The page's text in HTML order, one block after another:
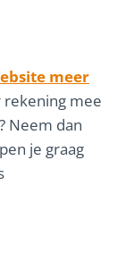
meer
rekening mee
Neem dan
je graag